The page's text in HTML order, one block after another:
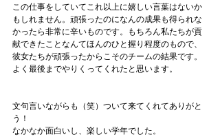
この仕事をしていてこれ以上に嬉しい言葉はないか
もしれません。頑張ったのになんの成果も得られな
かったら非常に辛いものです。もちろん私たちが貢
献できたことなんてほんのひと握り程度のもので、
彼女たちが頑張ったからこそのチームの結果です。
よく最後までやりくってくれたと思います。
文句言いながらも（笑）ついて来てくれてありがと
う！
なかなか面白いし、楽しい学年でした。